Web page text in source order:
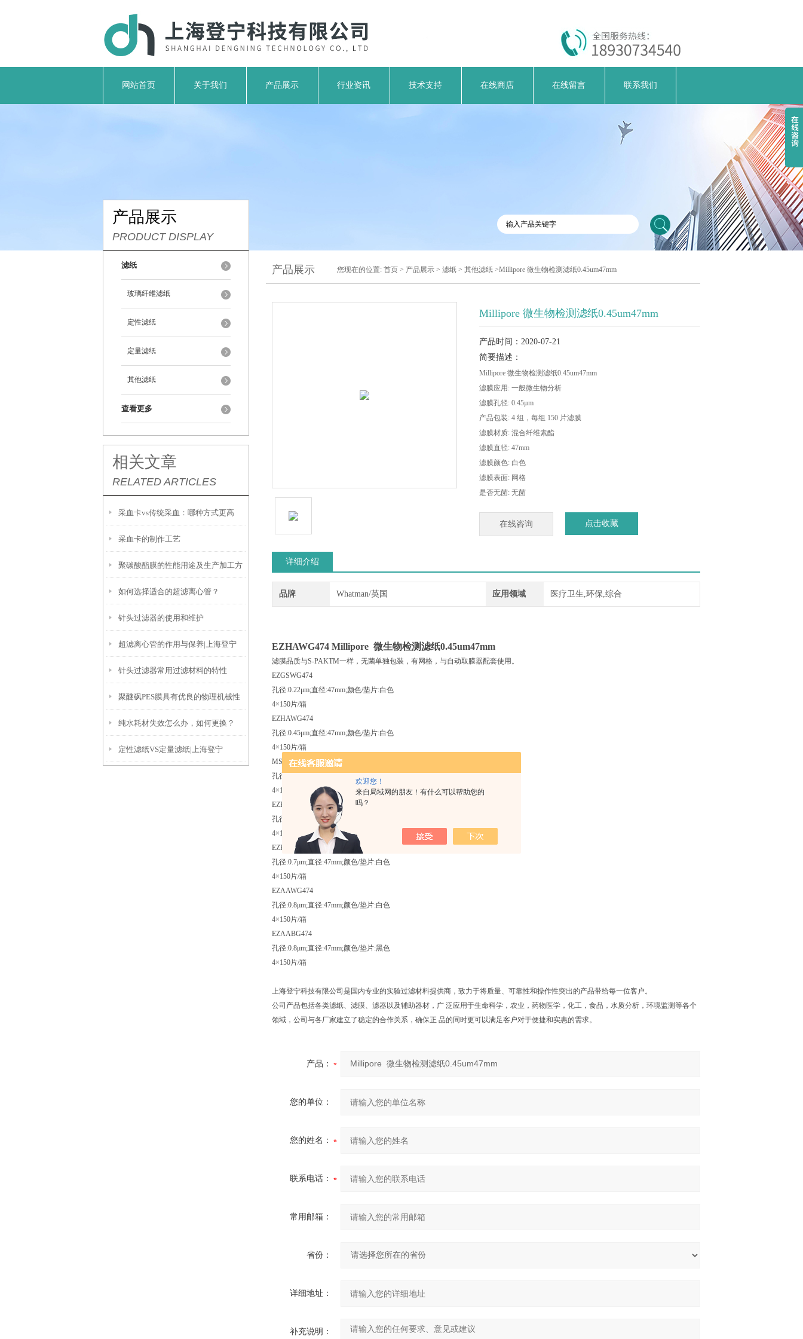
欢迎您！
来自局域网的朋友！有什么可以帮助您的
吗？
网站首页 关于我们 产品展示 行业资讯 技术支持 在线商店 在线留言 联系我们
产品展示
PRODUCT DISPLAY
滤纸
玻璃纤维滤纸
定性滤纸
定量滤纸
其他滤纸
查看更多
相关文章
RELATED ARTICLES
采血卡vs传统采血：哪种方式更高
效？
采血卡的制作工艺
聚碳酸酯膜的性能用途及生产加工方
式说明
如何选择适合的超滤离心管？
针头过滤器的使用和维护
超滤离心管的作用与保养|上海登宁
针头过滤器常用过滤材料的特性
聚醚砜PES膜具有优良的物理机械性
能
纯水耗材失效怎么办，如何更换？
定性滤纸VS定量滤纸|上海登宁
产品展示 您现在的位置: 首页 > 产品展示 > 滤纸 > 其他滤纸 >Millipore 微生物检测滤纸0.45um47mm
Millipore 微生物检测滤纸0.45um47mm
产品时间：2020-07-21
简要描述：
Millipore 微生物检测滤纸0.45um47mm
滤膜应用: 一般微生物分析
滤膜孔径: 0.45µm
产品包装: 4 组，每组 150 片滤膜
滤膜材质: 混合纤维素酯
滤膜直径: 47mm
滤膜颜色: 白色
滤膜表面: 网格
是否无菌: 无菌
在线咨询 点击收藏
详细介绍
品牌 Whatman/英国 应用领域 医疗卫生,环保,综合
EZHAWG474 Millipore 微生物检测滤纸0.45um47mm
滤膜品质与S-PAKTM一样，无菌单独包装，有网格，与自动取膜器配套使用。
EZGSWG474
孔径:0.22μm;直径:47mm;颜色/垫片:白色
4×150片/箱
EZHAWG474
孔径:0.45μm;直径:47mm;颜色/垫片:白色
4×150片/箱
MSP000814
孔径:0.45μm;直径:47mm;颜色/垫片:黑色
4×150片/箱
EZHAGG474
孔径:0.45μm;直径:47mm;颜色/垫片:绿色
4×150片/箱
EZHCWG474
孔径:0.7μm;直径:47mm;颜色/垫片:白色
4×150片/箱
EZAAWG474
孔径:0.8μm;直径:47mm;颜色/垫片:白色
4×150片/箱
EZAABG474
孔径:0.8μm;直径:47mm;颜色/垫片:黑色
4×150片/箱
上海登宁科技有限公司是国内专业的实验过滤材料提供商，致力于将质量、可靠性和操作性突出的产品带给每一位客户。
公司产品包括各类滤纸、滤膜、滤器以及辅助器材，广 泛应用于生命科学，农业，药物医学，化工，食品，水质分析，环境监测等各个
领域，公司与各厂家建立了稳定的合作关系，确保正 品的同时更可以满足客户对于便捷和实惠的需求。
产品：
您的单位：
您的姓名：
联系电话：
常用邮箱：
省份：
详细地址：
补充说明：